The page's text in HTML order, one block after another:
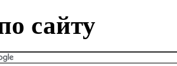
сайту